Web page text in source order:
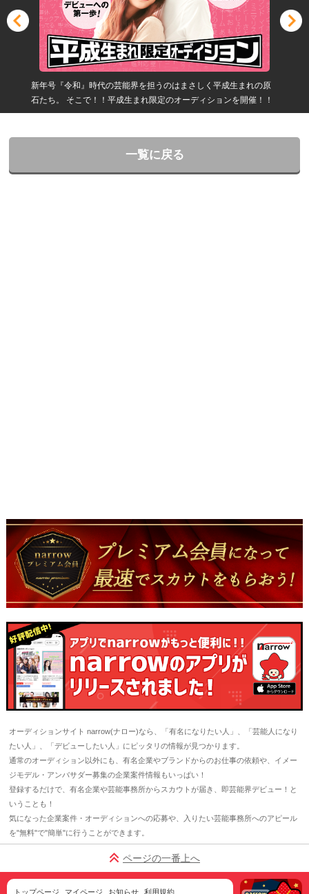
新年号『令和』時代の芸能界を担うのはまさしく平成生まれの原
石たち。 そこで！！平成生まれ限定のオーディションを開催！！
一覧に戻る
オーディションサイト narrow(ナロー)なら、「有名になりたい人」、「芸能人になり
たい人」、「デビューしたい人」にピッタリの情報が見つかります。
通常のオーディション以外にも、有名企業やブランドからのお仕事の依頼や、イメー
ジモデル・アンバサダー募集の企業案件情報もいっぱい！
登録するだけで、有名企業や芸能事務所からスカウトが届き、即芸能界デビュー！と
いうことも！
気になった企業案件・オーディションへの応募や、入りたい芸能事務所へのアピール
を"無料"で"簡単"に行うことができます。
ページの一番上へ
トップページ マイページ お知らせ 利用規約